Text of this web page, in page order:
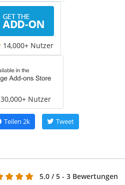
14,000+ Nutzer
30,000+ Nutzer
Teilen 2k Tweet
5.0 / 5 - 3 Bewertungen